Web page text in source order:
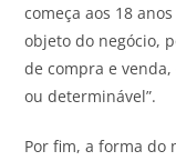
começa aos 18
objeto do negócio,
de compra e
ou determinável”.
Por fim, a forma do